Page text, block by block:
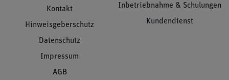
Kontakt
Hinweisgeberschutz
Datenschutz
Impressum
AGB
Inbetriebnahme & Schulungen
Kundendienst